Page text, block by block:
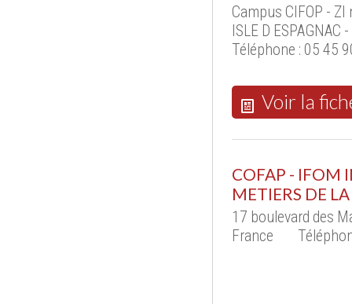
Campus CIFOP -
ISLE D ESPAGNAC
Téléphone : 05 45
Voir la
COFAP - IFOM
METIERS DE
17 boulevard des
France